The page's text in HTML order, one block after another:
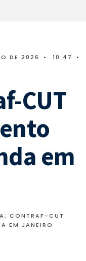
DE 2026 • 10:47
•
CUT
em
CONTRAF-CUT
EM JANEIRO